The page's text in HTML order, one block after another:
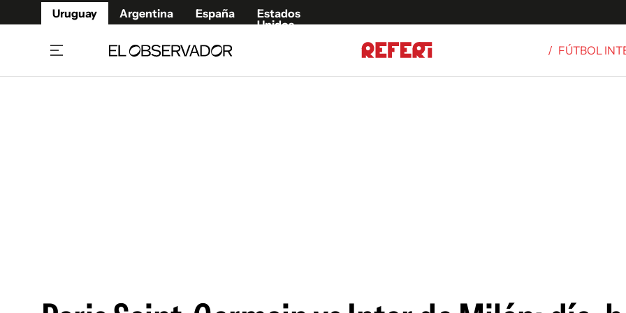
Uruguay Argentina España
Estados
Unidos
/ FÚTBOL